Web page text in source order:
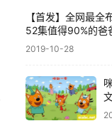
【首发】全网最全
52集值得90%的爸
2019-10-28